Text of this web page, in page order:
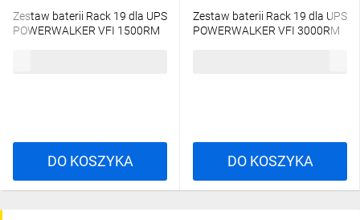
Zestaw baterii Rack 19 dla UPS
POWERWALKER VFI 1500RM
DO KOSZYKA
Zestaw baterii Rack 19 dla UPS
POWERWALKER VFI 3000RM
DO KOSZYKA